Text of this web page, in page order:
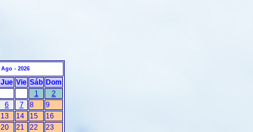
Ago - 2026
Jue Vie Sáb Dom
1
2
6 7 8
9
13 14 15
16
20 21 22
23